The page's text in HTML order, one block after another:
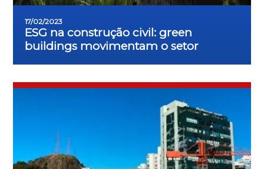
17/02/2023
ESG na construção civil: green
buildings movimentam o setor